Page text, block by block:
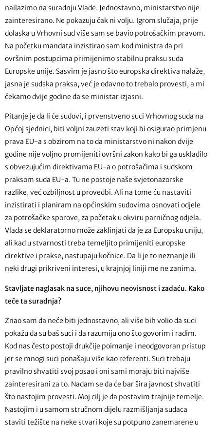
nailazimo na suradnju Vlade. Jednostavno, ministarstvo nije
zainteresirano. Ne pokazuju čak ni volju. Igrom slučaja, prije
dolaska u Vrhovni sud više sam se bavio potrošačkim pravom.
Na početku mandata inzistirao sam kod ministra da pri
ovršnim postupcima primijenimo stabilnu praksu suda
Europske unije. Sasvim je jasno što europska direktiva nalaže,
jasna je sudska praksa, već je odavno to trebalo provesti, a mi
čekamo dvije godine da se ministar izjasni.
Pitanje je da li će sudovi, i prvenstveno suci Vrhovnog suda na
Općoj sjednici, biti voljni zauzeti stav koji bi osigurao primjenu
prava EU-a s obzirom na to da ministarstvo ni nakon dvije
godine nije voljno promijeniti ovršni zakon kako bi ga uskladilo
s obvezujućim direktivama EU-a o potrošačima i sudskom
praksom suda EU-a. Tu ne postoje naše svjetonazorske
razlike, već ozbiljnost u provedbi. Ali na tome ću nastaviti
inzistirati i planiram na općinskim sudovima osnovati odjele
za potrošačke sporove, za početak u okviru parničnog odjela.
Vlada se deklaratorno može zaklinjati da je za Europsku uniju,
ali kad u stvarnosti treba temeljito primijeniti europske
direktive i prakse, nastupaju kočnice. Da li je to neznanje ili
neki drugi prikriveni interesi, u krajnjoj liniji me ne zanima.
Stavljate naglasak na suce, njihovu neovisnost i zadaću. Kako
teče ta suradnja?
Znao sam da neće biti jednostavno, ali više bih volio da suci
pokažu da su baš suci i da razumiju ono što govorim i radim.
Kod nas često postoji drukčije poimanje i neodgovoran pristup
jer se mnogi suci ponašaju više kao referenti. Suci trebaju
pravilno shvatiti svoj posao i oni sami moraju biti najviše
zainteresirani za to. Nadam se da će bar šira javnost shvatiti
što nastojim provesti. Moj cilj je da postavim trajnije temelje.
Nastojim i u samom stručnom dijelu razmišljanja sudaca
staviti težište na neke stvari koje su potpuno zanemarene u